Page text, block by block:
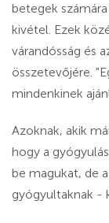
betegek
kivétel. Ezek
várandósság és
összetevőjére.
mindenkinek
Azoknak, akik
hogy a
be magukat, de
gyógyultaknak -